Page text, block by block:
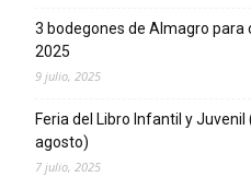
3 bodegones de Almagro para
2025
9 julio, 2025
Feria del Libro Infantil y
agosto)
7 julio, 2025